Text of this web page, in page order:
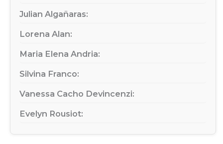
Julian Algañaras:
Lorena Alan:
Maria Elena Andria:
Silvina Franco:
Vanessa Cacho Devincenzi:
Evelyn Rousiot: